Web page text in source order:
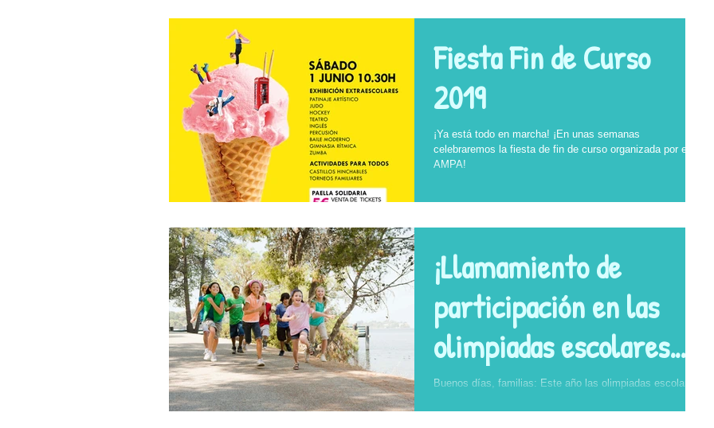
Fiesta Fin de Curso
2019
¡Ya está todo en marcha! ¡En unas semanas
celebraremos la fiesta de fin de curso organizada por el
AMPA!
¡Llamamiento de
participación en las
olimpiadas escolares
2019!
Buenos días, familias: Este año las olimpiadas escolares
Ríos está haciendo...